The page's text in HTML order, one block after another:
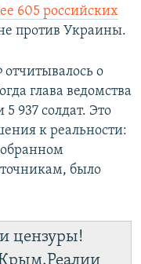
605 российских
против Украины.
о
глава ведомства
937 солдат. Это
к реальности:
было
цензуры!
Крым.Реалии